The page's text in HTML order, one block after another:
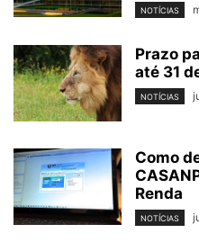
NOTÍCIAS
Prazo
até 31
NOTÍCIAS
Como
Renda
NOTÍCIAS